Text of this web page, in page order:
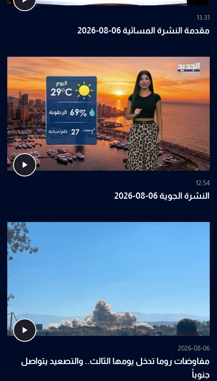
13:31
مقدمة النشرة المسائية 06-08-2026
12:54
النشرة الجوية 06-08-2026
2026-08-06
مفاوضات روما تدخل يومها الثالث.. والتصعيد يتواصل
جنوباً